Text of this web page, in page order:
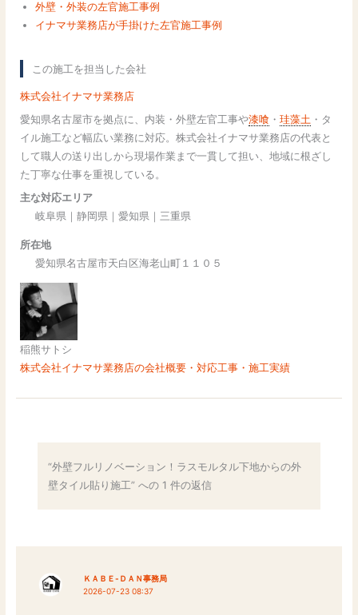
外壁・外装の左官施工事例
イナマサ業務店が手掛けた左官施工事例
この施工を担当した会社
株式会社イナマサ業務店
愛知県名古屋市を拠点に、内装・外壁左官工事や漆喰・ 珪藻土・タ
イル施工など幅広い業務に対応。株式会社イナマサ業務店の代表と
して職人の送り出しから現場作業まで一貫して担い、地域に根ざし
た丁寧な仕事を重視している。
主な対応エリア
岐阜県｜静岡県｜愛知県｜三重県
所在地
愛知県名古屋市天白区海老山町１１０５
稲熊サトシ
株式会社イナマサ業務店の会社概要・対応工事・施工実績
“外壁フルリノベーション！ラスモルタル下地からの外
壁タイル貼り施工” への 1 件の返信
ＫＡＢＥ-ＤＡＮ事務局
2026-07-23 08:37